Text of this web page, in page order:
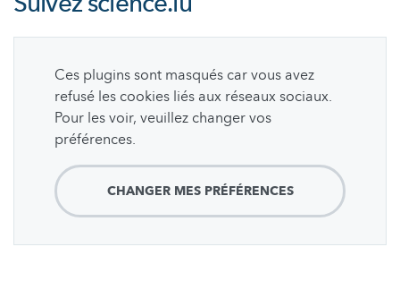
Ces plugins sont masqués car vous avez
refusé les cookies liés aux réseaux sociaux.
Pour les voir, veuillez changer vos
préférences.
CHANGER MES PRÉFÉRENCES